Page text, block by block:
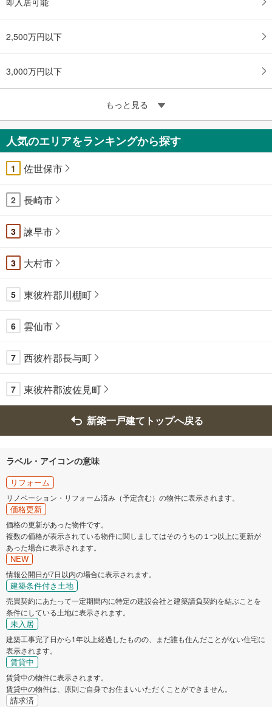
2,500万円以下
3,000万円以下
もっと見る
人気のエリアをランキングから探す
1 佐世保市
2 長崎市
3 諫早市
3 大村市
5 東彼杵郡川棚町
6 雲仙市
7 西彼杵郡長与町
7 東彼杵郡波佐見町
新築一戸建てトップへ戻る
ラベル・アイコンの意味
リフォーム
リノベーション・リフォーム済み（予定含む）の物件に表示されます。
価格更新
価格の更新があった物件です。
複数の価格が表示されている物件に関しましてはそのうちの１つ以上に更新が
あった場合に表示されます。
NEW
情報公開日が7日以内の場合に表示されます。
建築条件付き土地
売買契約にあたって一定期間内に特定の建設会社と建築請負契約を結ぶことを
条件にしている土地に表示されます。
未入居
建築工事完了日から1年以上経過したものの、まだ誰も住んだことがない住宅に
表示されます。
賃貸中
賃貸中の物件に表示されます。
賃貸中の物件は、原則ご自身でお住まいいただくことができません。
請求済